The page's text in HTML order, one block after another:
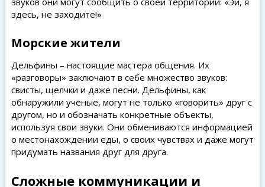
здесь, не заходите!»
Морские жители
Дельфины – настоящие мастера общения. Их
«разговоры» заключают в себе множество звуков:
свисты, щелчки и даже песни. Дельфины, как
обнаружили ученые, могут не только «говорить» друг с
другом, но и обозначать конкретные объекты,
используя свои звуки. Они обмениваются информацией
о местонахождении еды, о своих чувствах и даже могут
придумать названия друг для друга.
Сложные коммуникации и